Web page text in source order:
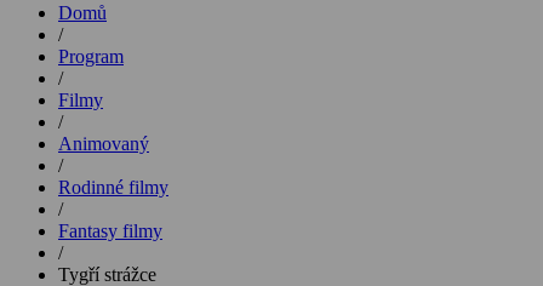
Domů
/
Program
/
Filmy
/
Animovaný
/
Rodinné filmy
/
Fantasy filmy
/
Tygří strážce